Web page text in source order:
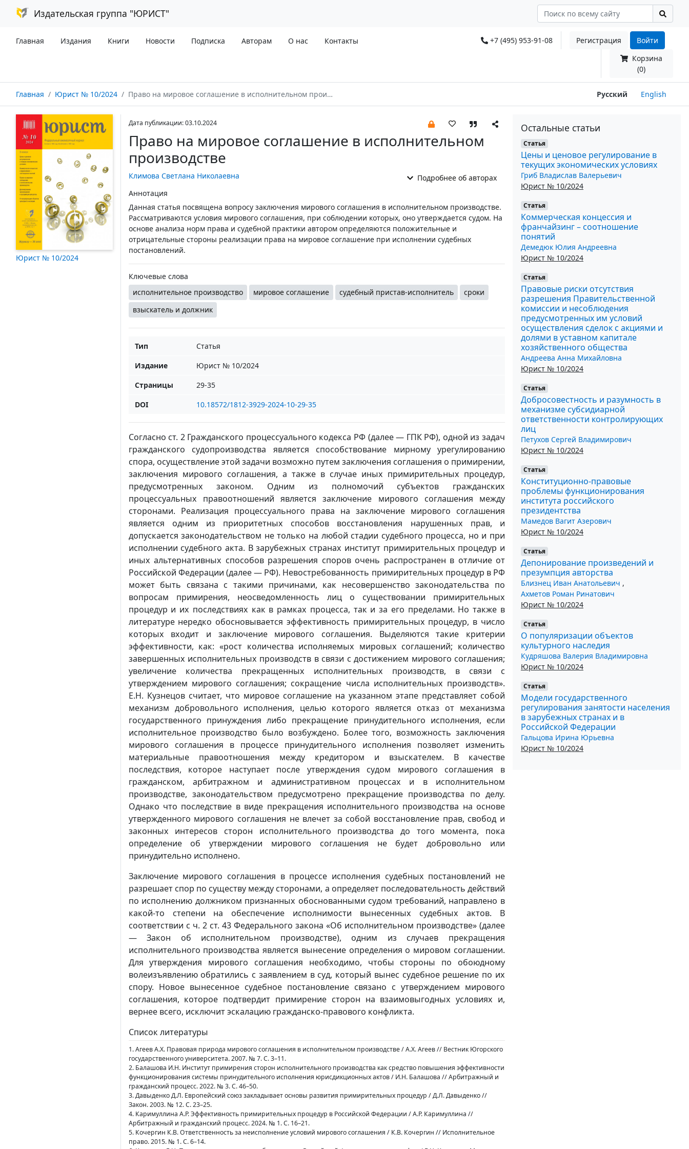
Издательская группа "ЮРИСТ"
Главная Издания Книги Новости Подписка Авторам О нас Контакты +7 (495) 953-91-08 Регистрация
Войти
Корзина
(0)
Главная Юрист № 10/2024 Право на мировое соглашение в исполнительном производстве Русский English
Юрист № 10/2024
Дата публикации: 03.10.2024
Право на мировое соглашение в исполнительном
производстве
Климова Светлана Николаевна
Подробнее об авторах
Аннотация
Данная статья посвящена вопросу заключения мирового соглашения в исполнительном производстве.
Рассматриваются условия мирового соглашения, при соблюдении которых, оно утверждается судом. На
основе анализа норм права и судебной практики автором определяются положительные и
отрицательные стороны реализации права на мировое соглашение при исполнении судебных
постановлений.
Ключевые слова
исполнительное производство
мировое соглашение судебный пристав-исполнитель
сроки
взыскатель и должник
Тип
Статья
Издание
Юрист № 10/2024
Страницы
29-35
DOI
10.18572/1812-3929-2024-10-29-35
Согласно ст. 2 Гражданского процессуального кодекса РФ (далее ― ГПК РФ), одной из задач
гражданского судопроизводства является способствование мирному урегулированию
спора, осуществление этой задачи возможно путем заключения соглашения о примирении,
заключения мирового соглашения, а также в случае иных примирительных процедур,
предусмотренных законом. Одним из полномочий субъектов гражданских
процессуальных правоотношений является заключение мирового соглашения между
сторонами. Реализация процессуального права на заключение мирового соглашения
является одним из приоритетных способов восстановления нарушенных прав, и
допускается законодательством не только на любой стадии судебного процесса, но и при
исполнении судебного акта. В зарубежных странах институт примирительных процедур и
иных альтернативных способов разрешения споров очень распространен в отличие от
Российской Федерации (далее ― РФ). Невостребованность примирительных процедур в РФ
может быть связана с такими причинами, как несовершенство законодательства по
вопросам примирения, неосведомленность лиц о существовании примирительных
процедур и их последствиях как в рамках процесса, так и за его пределами. Но также в
литературе нередко обосновывается эффективность примирительных процедур, в число
которых входит и заключение мирового соглашения. Выделяются такие критерии
эффективности, как: «рост количества исполняемых мировых соглашений; количество
завершенных исполнительных производств в связи с достижением мирового соглашения;
увеличение количества прекращенных исполнительных производств, в связи с
утверждением мирового соглашения; сокращение числа исполнительных производств».
Е.Н. Кузнецов считает, что мировое соглашение на указанном этапе представляет собой
механизм добровольного исполнения, целью которого является отказ от механизма
государственного принуждения либо прекращение принудительного исполнения, если
исполнительное производство было возбуждено. Более того, возможность заключения
мирового соглашения в процессе принудительного исполнения позволяет изменить
материальные правоотношения между кредитором и взыскателем. В качестве
последствия, которое наступает после утверждения судом мирового соглашения в
гражданском, арбитражном и административном процессах и в исполнительном
производстве, законодательством предусмотрено прекращение производства по делу.
Однако что последствие в виде прекращения исполнительного производства на основе
утвержденного мирового соглашения не влечет за собой восстановление прав, свобод и
законных интересов сторон исполнительного производства до того момента, пока
определение об утверждении мирового соглашения не будет добровольно или
принудительно исполнено.
Заключение мирового соглашения в процессе исполнения судебных постановлений не
разрешает спор по существу между сторонами, а определяет последовательность действий
по исполнению должником признанных обоснованными судом требований, направлено в
какой-то степени на обеспечение исполнимости вынесенных судебных актов. В
соответствии с ч. 2 ст. 43 Федерального закона «Об исполнительном производстве» (далее
― Закон об исполнительном производстве), одним из случаев прекращения
исполнительного производства является вынесение определения о мировом соглашении.
Для утверждения мирового соглашения необходимо, чтобы стороны по обоюдному
волеизъявлению обратились с заявлением в суд, который вынес судебное решение по их
спору. Новое вынесенное судебное постановление связано с утверждением мирового
соглашения, которое подтвердит примирение сторон на взаимовыгодных условиях и,
вернее всего, исключит эскалацию гражданско-правового конфликта.
Список литературы
1. Агеев А.Х. Правовая природа мирового соглашения в исполнительном производстве / А.Х. Агеев // Вестник Югорского
государственного университета. 2007. № 7. С. 3–11.
2. Балашова И.Н. Институт примирения сторон исполнительного производства как средство повышения эффективности
функционирования системы принудительного исполнения юрисдикционных актов / И.Н. Балашова // Арбитражный и
гражданский процесс. 2022. № 3. С. 46–50.
3. Давыденко Д.Л. Европейский союз закладывает основы развития примирительных процедур / Д.Л. Давыденко //
Закон. 2003. № 12. С. 23–25.
4. Каримуллина А.Р. Эффективность примирительных процедур в Российской Федерации / А.Р. Каримуллина //
Арбитражный и гражданский процесс. 2024. № 1. С. 16–21.
5. Кочергин К.В. Ответственность за неисполнение условий мирового соглашения / К.В. Кочергин // Исполнительное
право. 2015. № 1. С. 6–14.
Остальные статьи
Статья
Цены и ценовое регулирование в
текущих экономических условиях
Гриб Владислав Валерьевич
Юрист № 10/2024
Статья
Коммерческая концессия и
франчайзинг – соотношение
понятий
Демедюк Юлия Андреевна
Юрист № 10/2024
Статья
Правовые риски отсутствия
разрешения Правительственной
комиссии и несоблюдения
предусмотренных им условий
осуществления сделок с акциями и
долями в уставном капитале
хозяйственного общества
Андреева Анна Михайловна
Юрист № 10/2024
Статья
Добросовестность и разумность в
механизме субсидиарной
ответственности контролирующих
лиц
Петухов Сергей Владимирович
Юрист № 10/2024
Статья
Конституционно-правовые
проблемы функционирования
института российского
президентства
Мамедов Вагит Азерович
Юрист № 10/2024
Статья
Депонирование произведений и
презумпция авторства
Близнец Иван Анатольевич ,
Ахметов Роман Ринатович
Юрист № 10/2024
Статья
О популяризации объектов
культурного наследия
Кудряшова Валерия Владимировна
Юрист № 10/2024
Статья
Модели государственного
регулирования занятости населения
в зарубежных странах и в
Российской Федерации
Гальцова Ирина Юрьевна
Юрист № 10/2024